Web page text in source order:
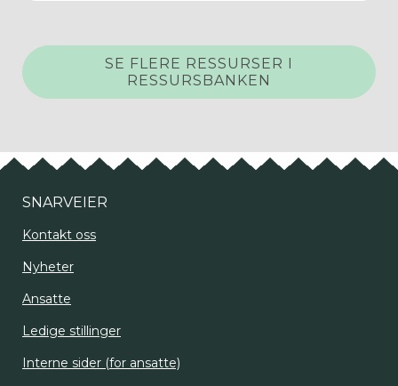
SE FLERE RESSURSER I
RESSURSBANKEN
SNARVEIER
Kontakt oss
Nyheter
Ansatte
Ledige stillinger
Interne sider (for ansatte)